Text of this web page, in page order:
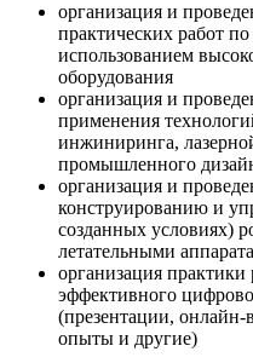
организация и
практических работ
использованием
оборудования
организация и
применения
инжиниринга,
промышленного
организация и
конструированию и
созданных условиях)
летательными
организация практики
эффективного
(презентации,
опыты и другие)